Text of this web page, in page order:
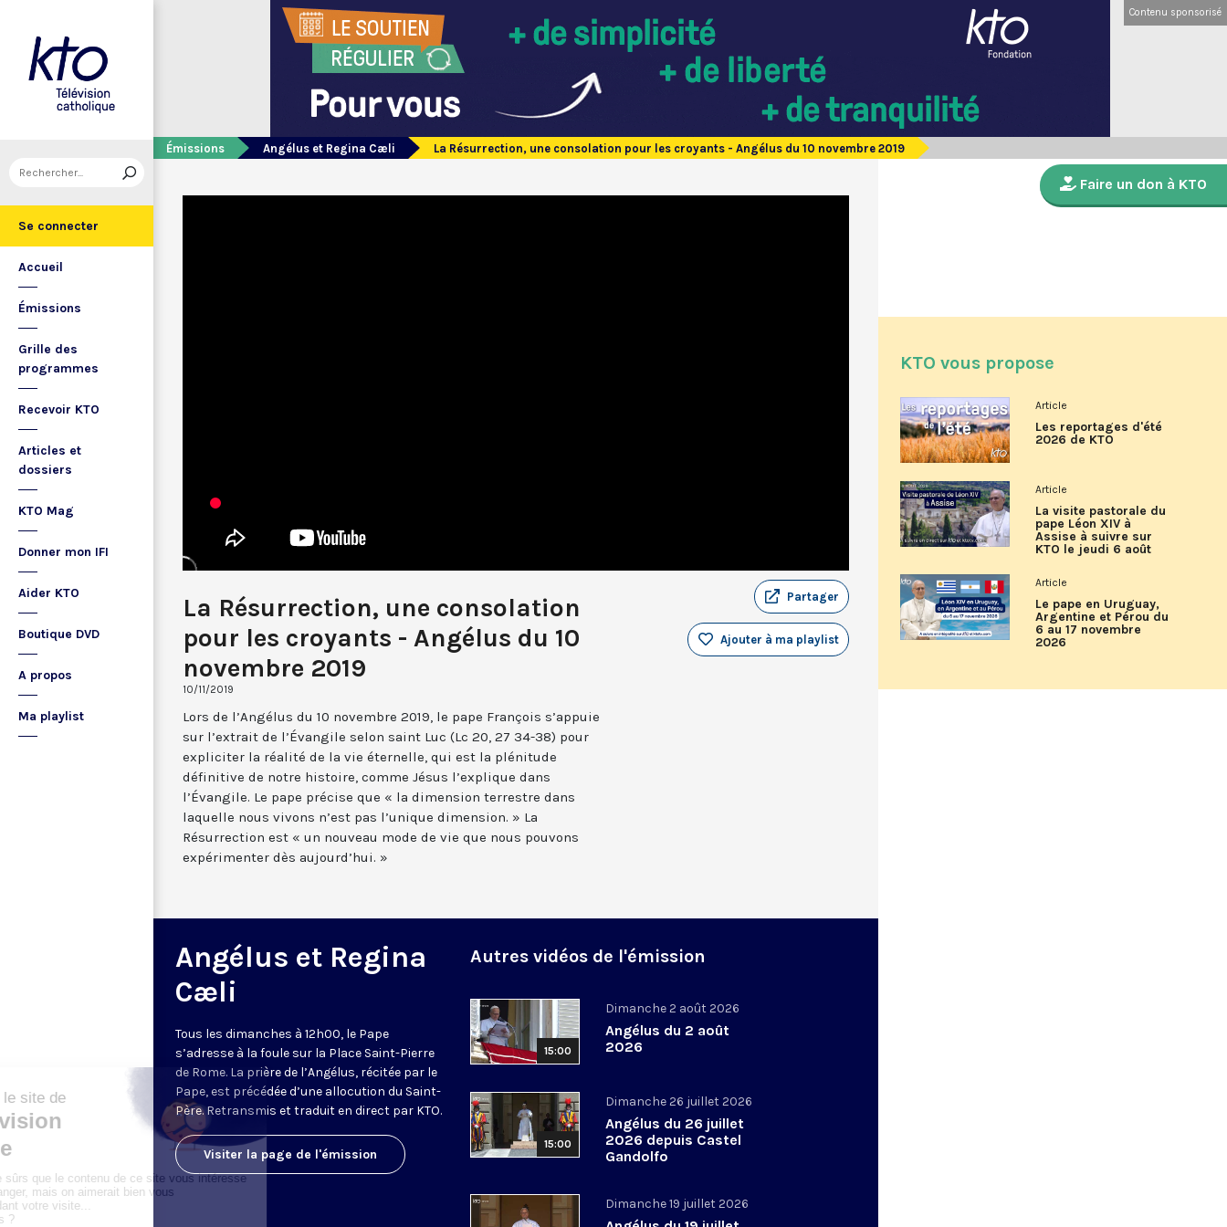
Se connecter
Accueil
Émissions
Grille des
programmes
Recevoir KTO
Articles et
dossiers
KTO Mag
Donner mon IFI
Aider KTO
Boutique DVD
A propos
Ma playlist
Contenu sponsorisé
Émissions Angélus et Regina Cæli La Résurrection, une consolation pour les croyants - Angélus du 10 novembre 2019
La Résurrection, une consolation
pour les croyants - Angélus du 10
novembre 2019
10/11/2019
Partager
Ajouter à ma playlist
Lors de l’Angélus du 10 novembre 2019, le pape François s’appuie
sur l’extrait de l’Évangile selon saint Luc (Lc 20, 27 34-38) pour
expliciter la réalité de la vie éternelle, qui est la plénitude
définitive de notre histoire, comme Jésus l’explique dans
l’Évangile. Le pape précise que « la dimension terrestre dans
laquelle nous vivons n’est pas l’unique dimension. » La
Résurrection est « un nouveau mode de vie que nous pouvons
expérimenter dès aujourd’hui. »
Angélus et Regina
Cæli
Tous les dimanches à 12h00, le Pape
s’adresse à la foule sur la Place Saint-Pierre
de Rome. La prière de l’Angélus, récitée par le
Pape, est précédée d’une allocution du Saint-
Père. Retransmis et traduit en direct par KTO.
Visiter la page de l'émission
Autres vidéos de l'émission
15:00
Dimanche 2 août 2026
Angélus du 2 août
2026
15:00
Dimanche 26 juillet 2026
Angélus du 26 juillet
2026 depuis Castel
Gandolfo
Dimanche 19 juillet 2026
Faire un don à KTO
KTO vous propose
Article
Les reportages d'été
2026 de KTO
Article
La visite pastorale du
pape Léon XIV à
Assise à suivre sur
KTO le jeudi 6 août
Article
Le pape en Uruguay,
Argentine et Pérou du
6 au 17 novembre
2026